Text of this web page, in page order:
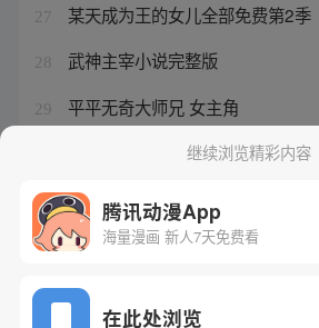
27 某天成为王的女儿全部免费第2季
28 武神主宰小说完整版
29 平平无奇大师兄 女主角
平平无奇大师兄有雷吗继续浏览精彩内容
腾讯动漫App
海量漫画 新人7天免费看
在此处浏览
网站备案/许可证号：粤B2-